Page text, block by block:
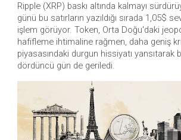
Ripple (XRP) baskı altında kalmayı
günü bu satırların yazıldığı sırada 1,05$
işlem görüyor. Token, Orta Doğu'daki
hafifleme ihtimaline rağmen, daha geniş
piyasasındaki durgun hissiyatı
dördüncü gün de geriledi.